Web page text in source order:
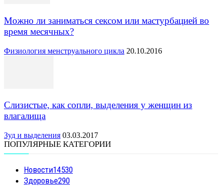
Можно ли заниматься сексом или мастурбацией во
время месячных?
Физиология менструального цикла 20.10.2016
Слизистые, как сопли, выделения у женщин из
влагалища
Зуд и выделения 03.03.2017
ПОПУЛЯРНЫЕ КАТЕГОРИИ
Новости14530
Здоровье290